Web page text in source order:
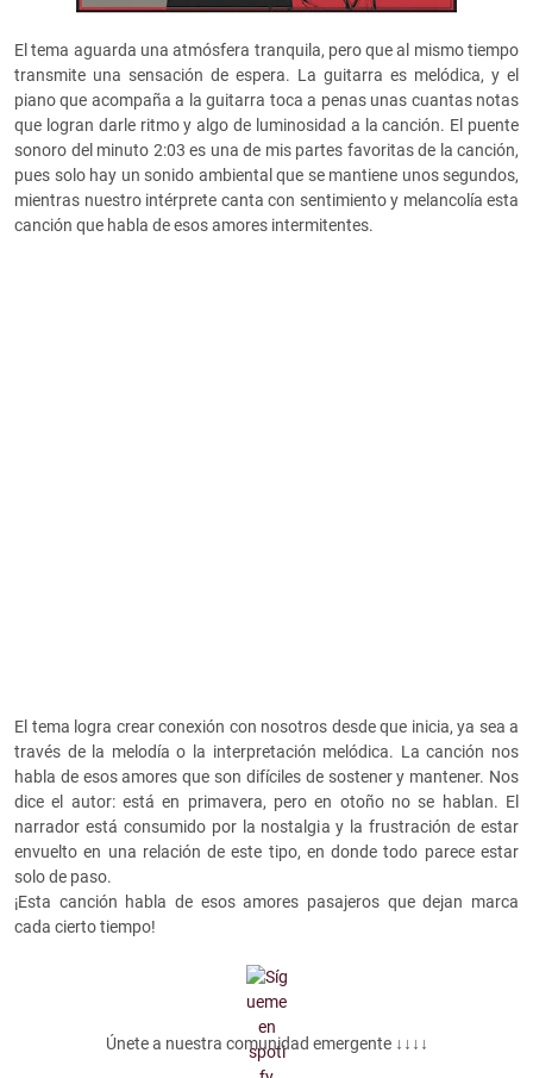
El tema aguarda una atmósfera tranquila, pero que al mismo tiempo
transmite una sensación de espera. La guitarra es melódica, y el
piano que acompaña a la guitarra toca a penas unas cuantas notas
que logran darle ritmo y algo de luminosidad a la canción. El puente
sonoro del minuto 2:03 es una de mis partes favoritas de la canción,
pues solo hay un sonido ambiental que se mantiene unos segundos,
mientras nuestro intérprete canta con sentimiento y melancolía esta
canción que habla de esos amores intermitentes.
El tema logra crear conexión con nosotros desde que inicia, ya sea a
través de la melodía o la interpretación melódica. La canción nos
habla de esos amores que son difíciles de sostener y mantener. Nos
dice el autor: está en primavera, pero en otoño no se hablan. El
narrador está consumido por la nostalgia y la frustración de estar
envuelto en una relación de este tipo, en donde todo parece estar
solo de paso.
¡Esta canción habla de esos amores pasajeros que dejan marca
cada cierto tiempo!
Únete a nuestra comunidad emergente ↓↓↓↓